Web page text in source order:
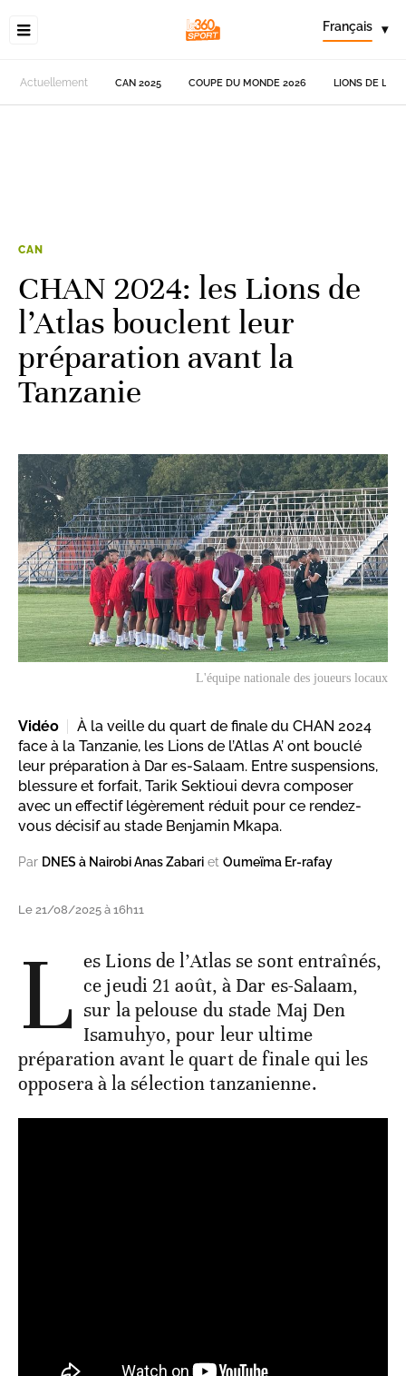
Français ▾
Actuellement CAN 2025 COUPE DU MONDE 2026 LIONS DE
CAN
CHAN 2024: les Lions de
l’Atlas bouclent leur
préparation avant la
Tanzanie
L'équipe nationale des joueurs locaux
Vidéo
À la veille du quart de finale du CHAN 2024
face à la Tanzanie, les Lions de l’Atlas A’ ont bouclé
leur préparation à Dar es-Salaam. Entre suspensions,
blessure et forfait, Tarik Sektioui devra composer
avec un effectif légèrement réduit pour ce rendez-
vous décisif au stade Benjamin Mkapa.
Par DNES à Nairobi Anas Zabari et Oumeïma Er-rafay
Le 21/08/2025 à 16h11
L es Lions de l’Atlas se sont entraînés,
ce jeudi 21 août, à Dar es-Salaam,
sur la pelouse du stade Maj Den
Isamuhyo, pour leur ultime
préparation avant le quart de finale qui les
opposera à la sélection tanzanienne.